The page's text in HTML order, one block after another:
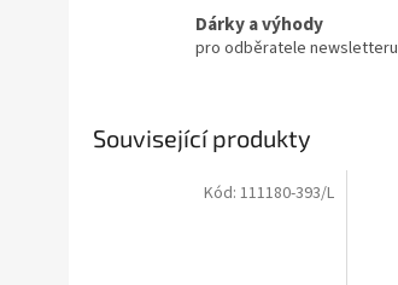
Dárky a výhody
pro odběratele newsletteru
Související produkty
Kód: 111180-393/L